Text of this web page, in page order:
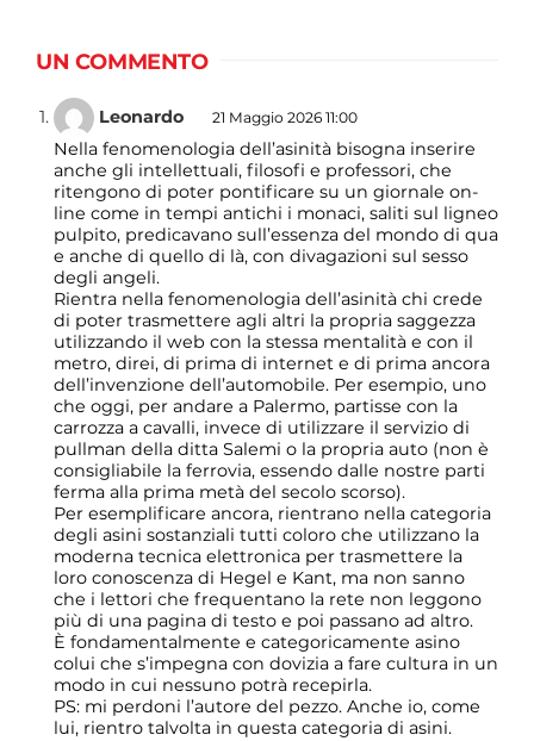
UN COMMENTO
Leonardo 21 Maggio 2026 11:00
Nella fenomenologia dell’asinità bisogna inserire
anche gli intellettuali, filosofi e professori, che
ritengono di poter pontificare su un giornale on-
line come in tempi antichi i monaci, saliti sul ligneo
pulpito, predicavano sull’essenza del mondo di qua
e anche di quello di là, con divagazioni sul sesso
degli angeli.
Rientra nella fenomenologia dell’asinità chi crede
di poter trasmettere agli altri la propria saggezza
utilizzando il web con la stessa mentalità e con il
metro, direi, di prima di internet e di prima ancora
dell’invenzione dell’automobile. Per esempio, uno
che oggi, per andare a Palermo, partisse con la
carrozza a cavalli, invece di utilizzare il servizio di
pullman della ditta Salemi o la propria auto (non è
consigliabile la ferrovia, essendo dalle nostre parti
ferma alla prima metà del secolo scorso).
Per esemplificare ancora, rientrano nella categoria
degli asini sostanziali tutti coloro che utilizzano la
moderna tecnica elettronica per trasmettere la
loro conoscenza di Hegel e Kant, ma non sanno
che i lettori che frequentano la rete non leggono
più di una pagina di testo e poi passano ad altro.
È fondamentalmente e categoricamente asino
colui che s’impegna con dovizia a fare cultura in un
modo in cui nessuno potrà recepirla.
PS: mi perdoni l’autore del pezzo. Anche io, come
lui, rientro talvolta in questa categoria di asini.